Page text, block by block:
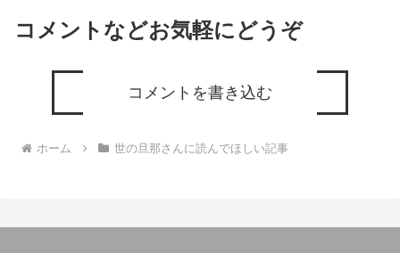
コメントなどお気軽にどうぞ
コメントを書き込む
ホーム 世の旦那さんに読んでほしい記事